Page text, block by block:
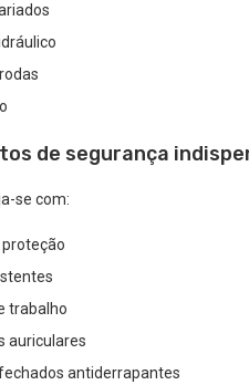
de segurança
se com:
proteção
trabalho
auriculares
antiderrapantes